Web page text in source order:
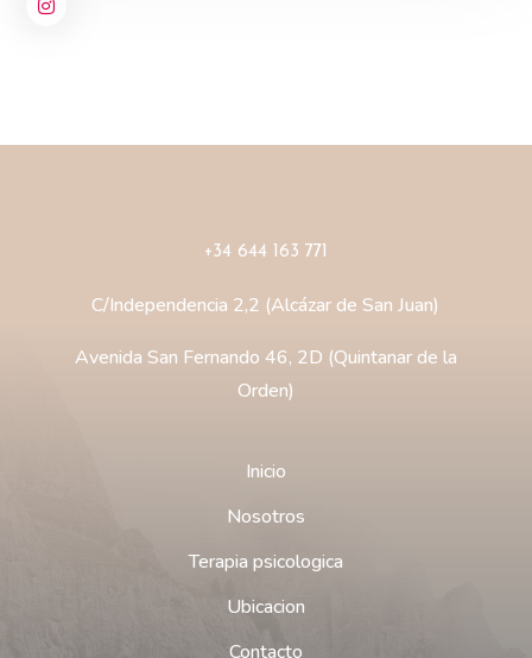
+34 644 163 771
C/Independencia 2,2 (Alcázar de San Juan)
Avenida San Fernando 46, 2D (Quintanar de la
Orden)
Inicio
Nosotros
Terapia psicologica
Ubicacion
Contacto